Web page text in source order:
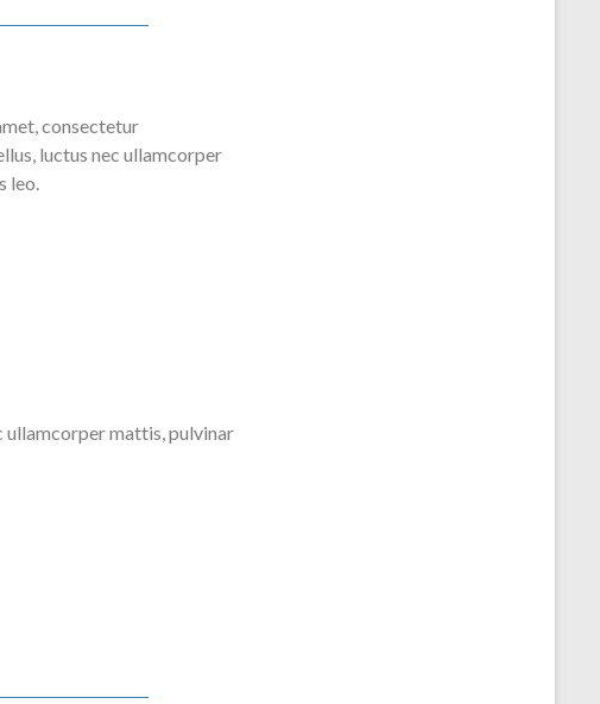
consectetur
luctus nec ullamcorper
leo.
ullamcorper mattis, pulvinar